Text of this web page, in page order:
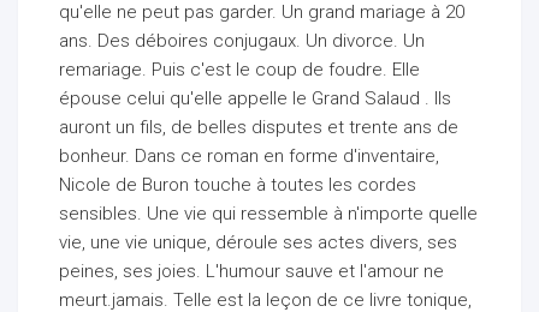
qu'elle ne peut pas garder. Un grand mariage à 20
ans. Des déboires conjugaux. Un divorce. Un
remariage. Puis c'est le coup de foudre. Elle
épouse celui qu'elle appelle le Grand Salaud . Ils
auront un fils, de belles disputes et trente ans de
bonheur. Dans ce roman en forme d'inventaire,
Nicole de Buron touche à toutes les cordes
sensibles. Une vie qui ressemble à n'importe quelle
vie, une vie unique, déroule ses actes divers, ses
peines, ses joies. L'humour sauve et l'amour ne
meurt.jamais. Telle est la leçon de ce livre tonique,